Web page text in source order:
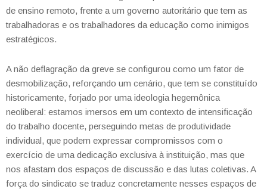
de ensino remoto, frente a um governo autoritário que tem as
trabalhadoras e os trabalhadores da educação como inimigos
estratégicos.
A não deflagração da greve se configurou como um fator de
desmobilização, reforçando um cenário, que tem se constituído
historicamente, forjado por uma ideologia hegemônica
neoliberal: estamos imersos em um contexto de intensificação
do trabalho docente, perseguindo metas de produtividade
individual, que podem expressar compromissos com o
exercício de uma dedicação exclusiva à instituição, mas que
nos afastam dos espaços de discussão e das lutas coletivas. A
força do sindicato se traduz concretamente nesses espaços de